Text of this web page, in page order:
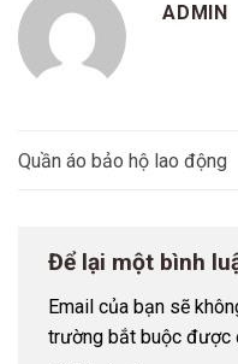
ADMIN
Quần áo bảo hộ lao động
Để lại một bình
Email của bạn sẽ
trường bắt buộc được